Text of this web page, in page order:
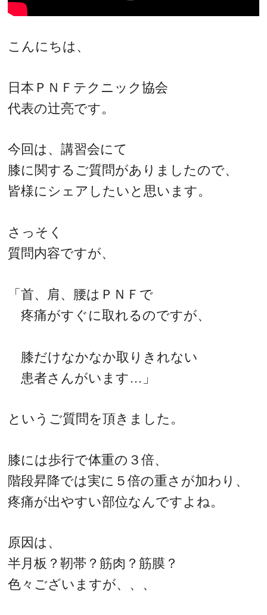
こんにちは、
日本ＰＮＦテクニック協会
代表の辻亮です。
今回は、講習会にて
膝に関するご質問がありましたので、
皆様にシェアしたいと思います。
さっそく
質問内容ですが、
「首、肩、腰はＰＮＦで
疼痛がすぐに取れるのですが、
膝だけなかなか取りきれない
患者さんがいます…」
というご質問を頂きました。
膝には歩行で体重の３倍、
階段昇降では実に５倍の重さが加わり、
疼痛が出やすい部位なんですよね。
原因は、
半月板？靭帯？筋肉？筋膜？
色々ございますが、、、